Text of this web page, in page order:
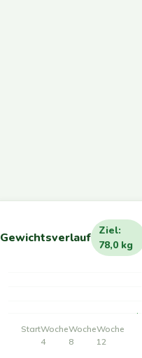
Gewichtsverlauf
Ziel:
78,0 kg
StartWoche
4
Woche
8
Woche
12